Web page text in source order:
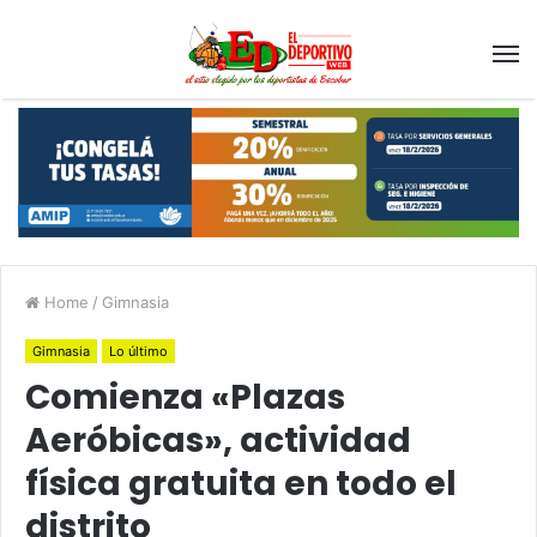
Home / Gimnasia
Gimnasia Lo último
Comienza «Plazas
Aeróbicas», actividad
física gratuita en todo el
distrito